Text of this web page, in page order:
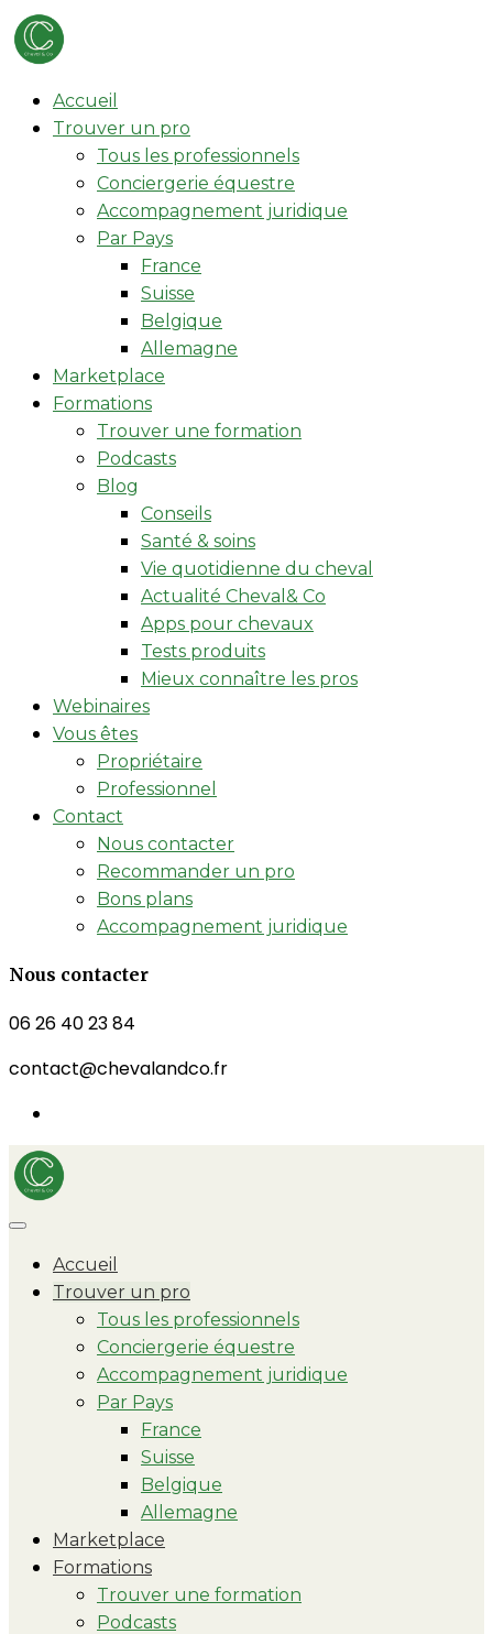
Accueil
Trouver un pro
Tous les professionnels
Conciergerie équestre
Accompagnement juridique
Par Pays
France
Suisse
Belgique
Allemagne
Marketplace
Formations
Trouver une formation
Podcasts
Blog
Conseils
Santé & soins
Vie quotidienne du cheval
Actualité Cheval& Co
Apps pour chevaux
Tests produits
Mieux connaître les pros
Webinaires
Vous êtes
Propriétaire
Professionnel
Contact
Nous contacter
Recommander un pro
Bons plans
Accompagnement juridique
Nous contacter
06 26 40 23 84
contact@chevalandco.fr
Accueil
Trouver un pro
Tous les professionnels
Conciergerie équestre
Accompagnement juridique
Par Pays
France
Suisse
Belgique
Allemagne
Marketplace
Formations
Trouver une formation
Podcasts